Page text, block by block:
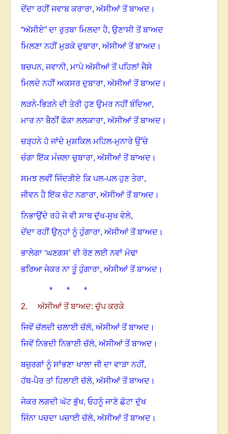
ਦੇਂਦਾ ਰਹੀਂ ਜਵਾਬ ਕਰਾਰਾ, ਅੱਸੀਆਂ ਤੋਂ ਬਾਅਦ ।
“ਅੱਸੀਏ”ਦਾ ਰੁਤਬਾ ਮਿਲਦਾ ਹੈ, ਉਣਾਸੀ ਤੋਂ ਬਾਅਦ
ਮਿਲਣਾ ਨਹੀਂ ਮੁੜਕੇ ਦੁਬਾਰਾ, ਅੱਸੀਆਂ ਤੋਂ ਬਾਅਦ ।
ਬਚਪਨ,ਜਵਾਨੀ, ਮਾਪੇ ਅੱਸੀਆਂ ਤੋਂ ਪਹਿਲਾਂ ਜੈਸੇ
ਮਿਲਦੇ ਨਹੀਂ ਅਕਸਰ ਦੁਬਾਰਾ, ਅੱਸੀਆਂ ਤੋਂ ਬਾਅਦ ।
ਲੜਨੇ-ਭਿੜਨੇ ਦੀ ਤੇਰੀ ਹੁਣ ਉਮਰ ਨਹੀਂ ਬੰਦਿਆ,
ਮਾਰ ਨਾ ਬੈਠੀਂ ਫੋਕਾ ਲਲਕਾਰਾ, ਅੱਸੀਆਂ ਤੋਂ ਬਾਅਦ ।
ਚੜ੍ਹਨੇ ਹੋ ਜਾਂਦੇ ਮੁਸ਼ਕਿਲ ਮਹਿਲ-ਮੁਨਾਰੇ ਉੱਚੇ
ਚੰਗਾ ਇੱਕ ਮੰਜਲਾ ਚੁਬਾਰਾ, ਅੱਸੀਆਂ ਤੋਂ ਬਾਅਦ ।
ਸਮਝ ਲਵੀਂ ਜਿੰਦੜੀਏ ਕਿ ਪਲ-ਪਲ ਹੁਣ ਤੇਰਾ,
ਜੀਵਨ ਹੈ ਇੱਕ ਚੋਟ ਨਗਾਰਾ, ਅੱਸੀਆਂ ਤੋਂ ਬਾਅਦ ।
ਨਿਭਾਉਂਦੇ ਰਹੇ ਜੋ ਵੀ ਸਾਥ ਦੁੱਖ-ਸੁਖ ਵੇਲੇ,
ਦੇਂਦਾ ਰਹੀਂ ਉਨ੍ਹਾਂ ਨੂੰ ਹੁੰਗਾਰਾ, ਅੱਸੀਆਂ ਤੋਂ ਬਾਅਦ ।
ਭਾਲੇਗਾ ‘ਘਣਗਸ’ ਵੀ ਰੋਣ ਲਈ ਨਵਾਂ ਮੋਢਾ
ਭਰਿਆ ਜੇਕਰ ਨਾ ਤੂੰ ਹੁੰਗਾਰਾ, ਅੱਸੀਆਂ ਤੋਂ ਬਾਅਦ ।
* * *
2. ਅੱਸੀਆਂ ਤੋਂ ਬਾਅਦ: ਚੁੱਪ ਕਰਕੇ
ਜਿਵੇਂ ਚੱਲਦੀ ਚਲਾਈ ਚੱਲੋ, ਅੱਸੀਆਂ ਤੋਂ ਬਾਅਦ ।
ਜਿਵੇਂ ਨਿਭਦੀ ਨਿਭਾਈ ਚੱਲੋ, ਅੱਸੀਆਂ ਤੋਂ ਬਾਅਦ ।
ਬਜ਼ੁਰਗਾਂ ਨੂੰ ਸਾਂਭਣਾ ਖਾਲਾ ਜੀ ਦਾ ਵਾੜਾ ਨਹੀਂ,
ਹੱਥ-ਪੈਰ ਤਾਂ ਹਿਲਾਈ ਚੱਲੋ, ਅੱਸੀਆਂ ਤੋਂ ਬਾਅਦ ।
ਜੇਕਰ ਲਗਦੀ ਘੱਟ ਭੁੱਖ, ਓਹਨੂੰ ਜਾਣੋ ਛੋਟਾ ਦੁੱਖ
ਜਿੰਨਾ ਪਚਦਾ ਪਚਾਈ ਚੱਲੋ, ਅੱਸੀਆਂ ਤੋਂ ਬਾਅਦ ।